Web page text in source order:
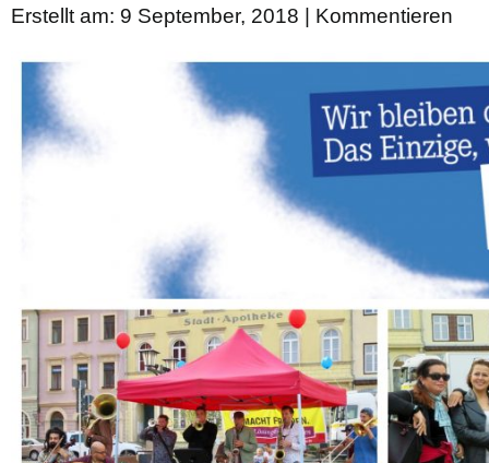
Erstellt am: 9 September, 2018 | Kommentieren